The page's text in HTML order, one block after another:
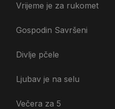
Vrijeme je za rukomet
Gospodin Savršeni
Divlje pčele
Ljubav je na selu
Večera za 5